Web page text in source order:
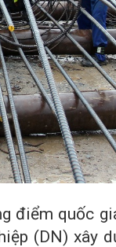
điểm quốc
(DN) xây